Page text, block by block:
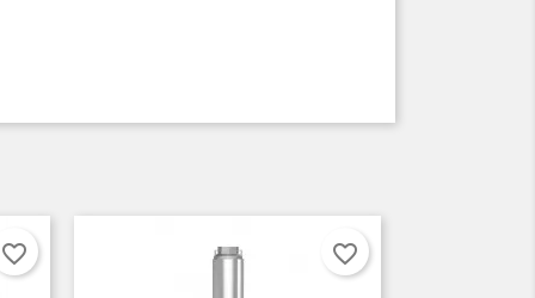
favorite_border favorite_border